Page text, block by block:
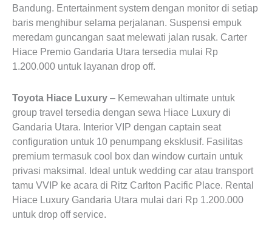
Bandung. Entertainment system dengan monitor di setiap
baris menghibur selama perjalanan. Suspensi empuk
meredam guncangan saat melewati jalan rusak. Carter
Hiace Premio Gandaria Utara tersedia mulai Rp
1.200.000 untuk layanan drop off.
Toyota Hiace Luxury – Kemewahan ultimate untuk
group travel tersedia dengan sewa Hiace Luxury di
Gandaria Utara. Interior VIP dengan captain seat
configuration untuk 10 penumpang eksklusif. Fasilitas
premium termasuk cool box dan window curtain untuk
privasi maksimal. Ideal untuk wedding car atau transport
tamu VVIP ke acara di Ritz Carlton Pacific Place. Rental
Hiace Luxury Gandaria Utara mulai dari Rp 1.200.000
untuk drop off service.